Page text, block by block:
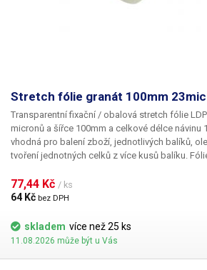
Stretch fólie granát 100mm
Transparentní fixační / obalová stretch fólie
micronů a šířce 100mm a celkové délce návinu
vhodná pro balení zboží, jednotlivých balíků,
tvoření jednotných celků z více kusů balíku.
fólii rozříznout lámacím nožem či nůžkami. Fólie
balení nejrůznějších dílů, materiálů a zboží při
hliníkové díly, sklo, dřevo, plasty apod.
77,44 Kč / ks
64 Kč bez DPH
skladem více než 25 ks
11.08.2026 může být u Vás